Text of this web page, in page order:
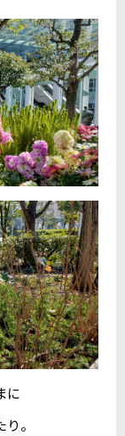
に
。